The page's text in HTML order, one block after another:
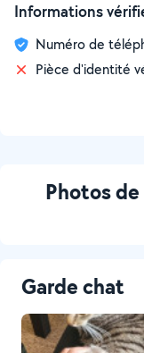
Informations
Numéro de
Pièce d'identité
Photos
Garde chat